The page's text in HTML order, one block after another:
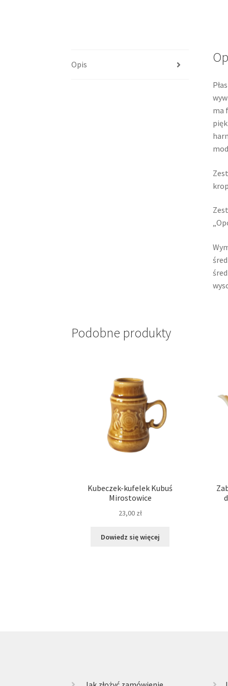
Opis
ma
Podobne produkty
Kubeczek-kufelek Kubuś
Mirostowice
23,00 zł
Dowiedz się więcej